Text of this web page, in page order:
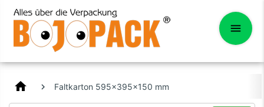
home Faltkarton 595x395x150 mm